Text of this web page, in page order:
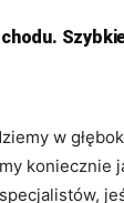
w
koniecznie